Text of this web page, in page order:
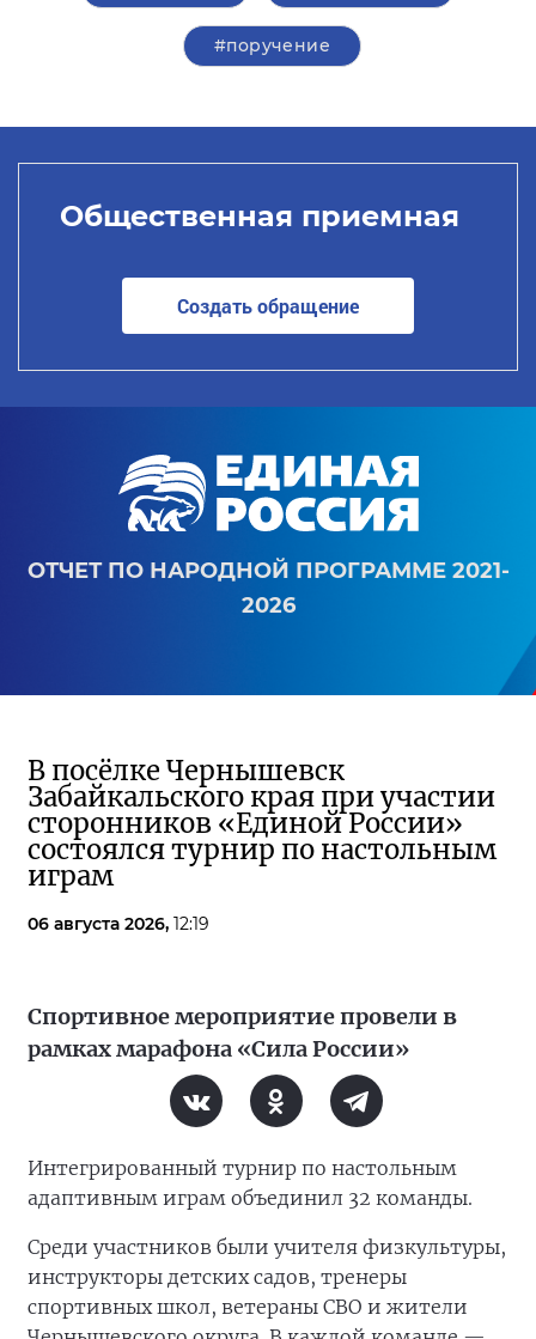
#поручение
Общественная приемная
Создать обращение
ОТЧЕТ ПО НАРОДНОЙ ПРОГРАММЕ 2021-
2026
В посёлке Чернышевск
Забайкальского края при участии
сторонников «Единой России»
состоялся турнир по настольным
играм
06 августа 2026, 12:19
Спортивное мероприятие провели в
рамках марафона «Сила России»
Интегрированный турнир по настольным
адаптивным играм объединил 32 команды.
Среди участников были учителя физкультуры,
инструкторы детских садов, тренеры
спортивных школ, ветераны СВО и жители